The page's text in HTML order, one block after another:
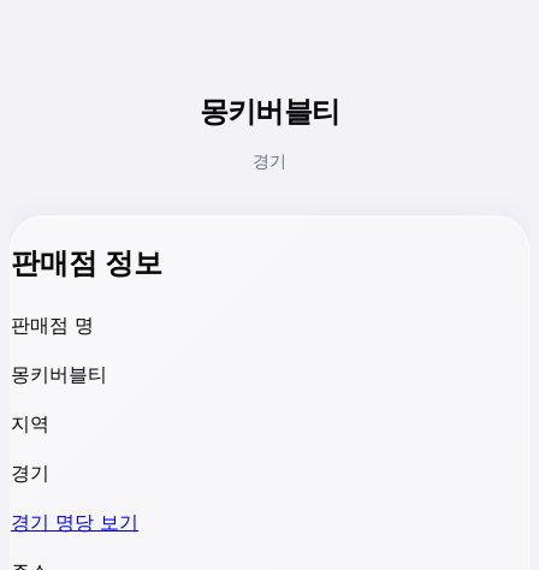
몽키버블티
경기
판매점 정보
판매점 명
몽키버블티
지역
경기
경기 명당 보기